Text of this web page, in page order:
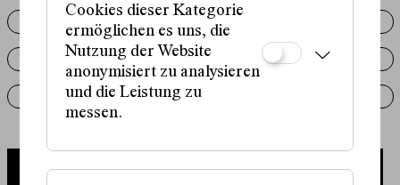
how to digest the master's house
Pressestimmen
Aufführungsrechte
Cookies dieser Kategorie
ermöglichen es uns, die
Nutzung der Website
anonymisiert zu analysieren
und die Leistung zu
messen.